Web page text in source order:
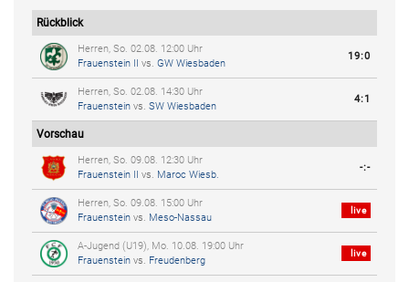
Rückblick
Herren, So. 02.08. 12:00 Uhr
Frauenstein II vs. GW Wiesbaden
19:0
Herren, So. 02.08. 14:30 Uhr
Frauenstein vs. SW Wiesbaden
4:1
Vorschau
Herren, So. 09.08. 12:30 Uhr
Frauenstein II vs. Maroc Wiesb.
-:-
Herren, So. 09.08. 15:00 Uhr
Frauenstein vs. Meso-Nassau
live
A-Jugend (U19), Mo. 10.08. 19:00 Uhr
Frauenstein vs. Freudenberg
live